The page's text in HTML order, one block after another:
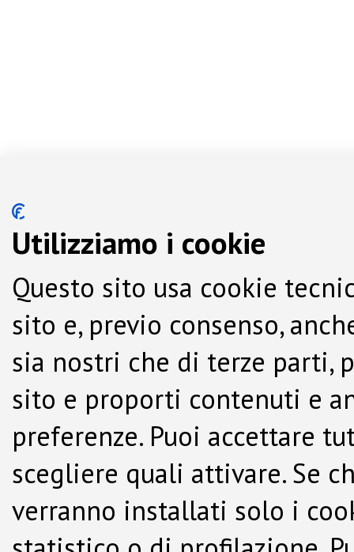
Utilizziamo i cookie
Questo sito usa cookie
sito e, previo consenso,
sia nostri che di terze parti,
sito e proporti contenuti e
preferenze. Puoi accettare
scegliere quali attivare. Se
verranno installati solo i